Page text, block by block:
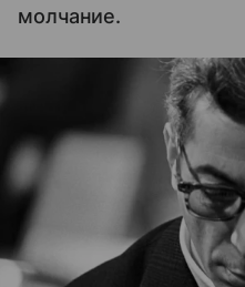
молчание.